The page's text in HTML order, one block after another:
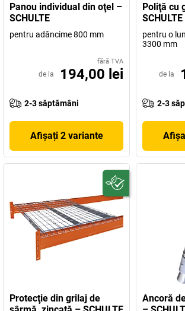
Panou individual din oţel –
SCHULTE
pentru adâncime 800 mm
fără TVA
de la 194,00 lei
2-3 săptămâni
Afișați 2 variante
Poliţă cu
SCHULTE
pentru o
3300 mm
de la
2-3
Protecţie din grilaj de
Ancoră